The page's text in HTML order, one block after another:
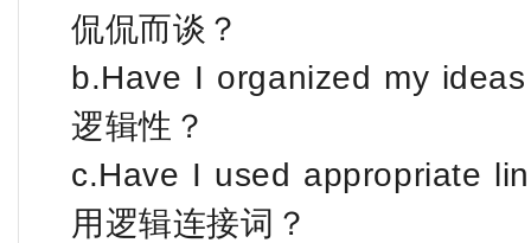
侃侃而谈？
b.Have I organized my
逻辑性？
c.Have I used appropriate
用逻辑连接词？